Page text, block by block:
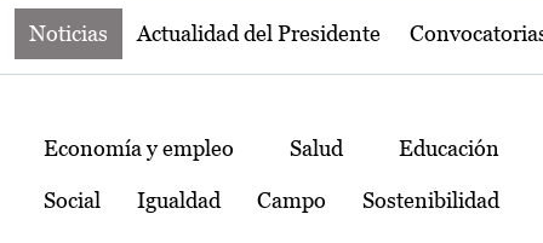
Noticias Actualidad del Presidente
Temas
Economía y empleo Salud Educación
Social Igualdad Campo Sostenibilidad